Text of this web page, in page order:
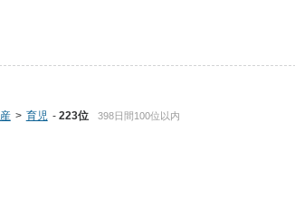
育児 223位 398日間100位以内